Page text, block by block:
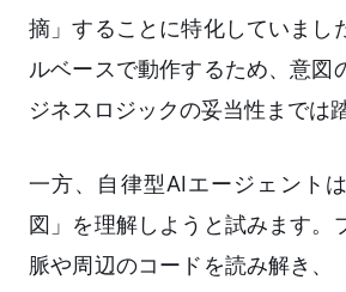
摘」することに特化していまし
ルベースで動作するため、意図
ジネスロジックの妥当性までは
一方、自律型AIエージェント
図」を理解しようと試みます。
脈や周辺のコードを読み解き、